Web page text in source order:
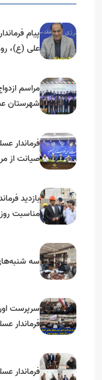
پیام
علی (ع)،
شهرستان
فرماندار
صیانت از
مناسبت
سه‌
سرپرست
فرماندار
فرماندار